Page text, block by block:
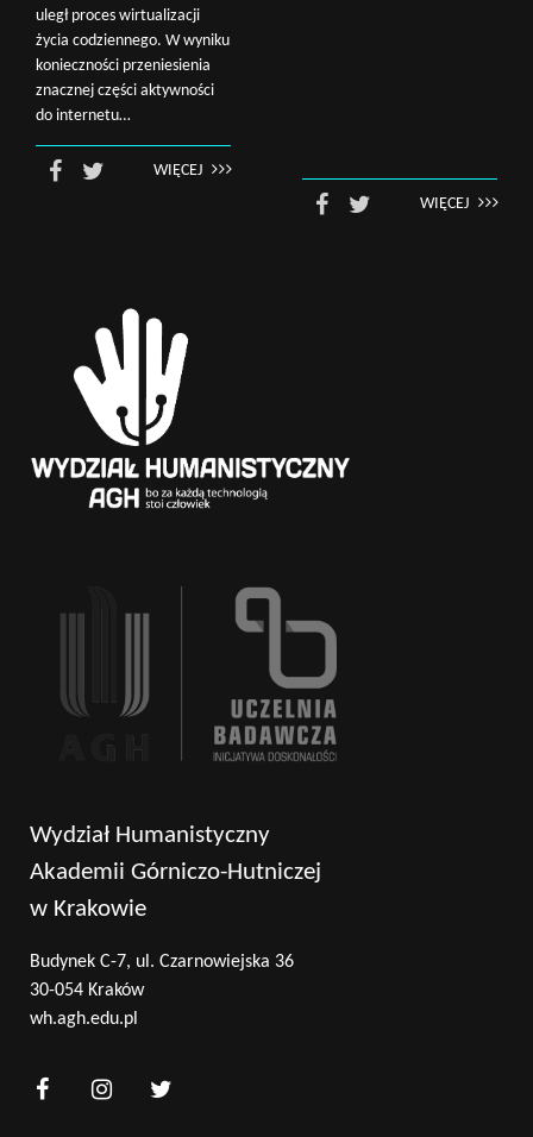
uległ proces wirtualizacji
życia codziennego. W wyniku
konieczności przeniesienia
znacznej części aktywności
do internetu…
WIĘCEJ
WIĘCEJ
Wydział Humanistyczny
Akademii Górniczo-Hutniczej
w Krakowie
Budynek C-7, ul. Czarnowiejska 36
30-054 Kraków
wh.agh.edu.pl
Wyszukaj na stronie: